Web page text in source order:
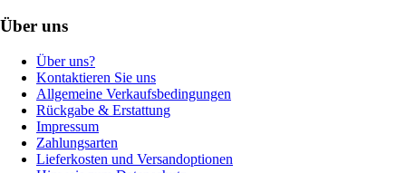
Über uns
Über uns?
Kontaktieren Sie uns
Allgemeine Verkaufsbedingungen
Rückgabe & Erstattung
Impressum
Zahlungsarten
Lieferkosten und Versandoptionen